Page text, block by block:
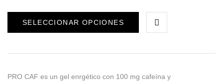
SELECCIONAR OPCIONES
PRO CAF es un gel enrgético con 100 mg cafeína y